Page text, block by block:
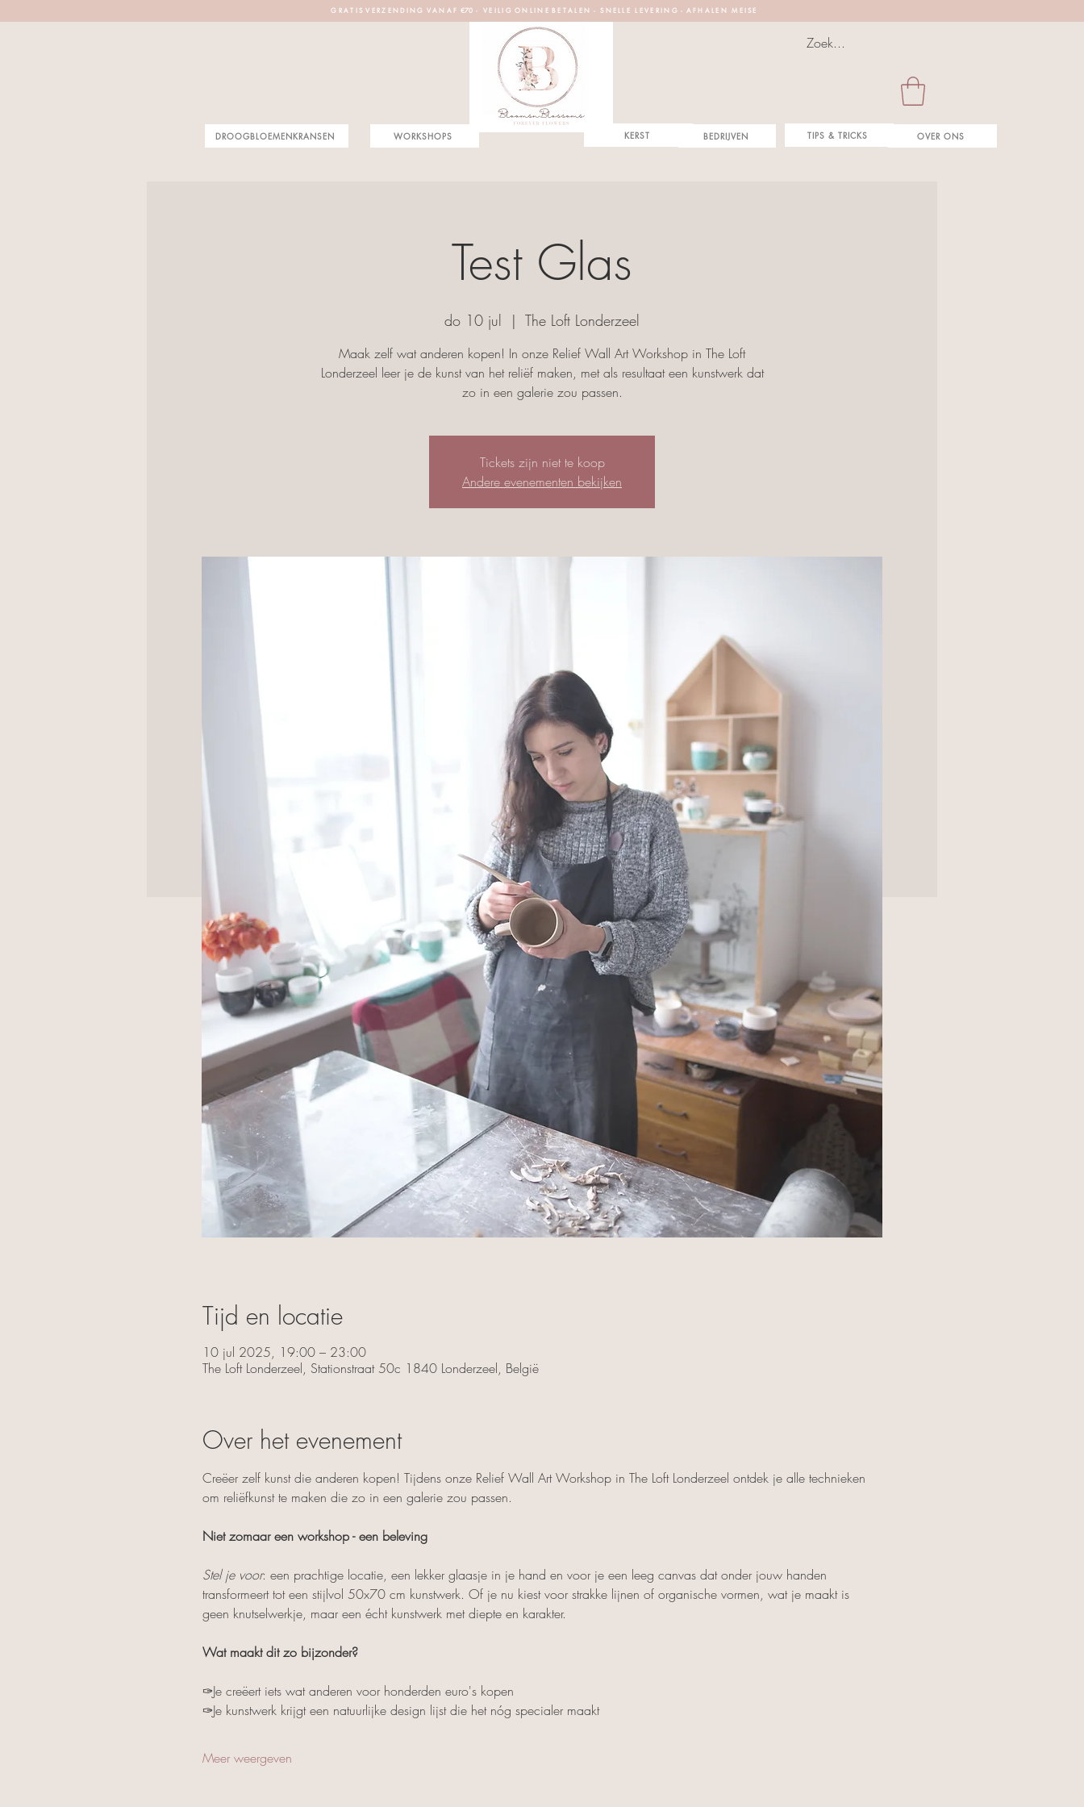
G R A T I S V E R Z E N D I N G V A N A F €70 - V E I L I G O N L I N E B E T A L E N - S N E L L E L E V E R I N G - A F H A L E N M E I S E
WORKSHOPS
DROOGBLOEMENKRANSEN BEDRIJVEN OVER ONS
TIPS & TRICKS
KERST
Test Glas
do 10 jul
  |
The Loft Londerzeel
Maak zelf wat anderen kopen! In onze Relief Wall Art Workshop in The Loft
Londerzeel leer je de kunst van het reliëf maken, met als resultaat een kunstwerk dat
Tickets zijn niet te koop
Andere evenementen bekijken
Tijd en locatie
10 jul 2025, 19:00 – 23:00
The Loft Londerzeel, Stationstraat 50c 1840 Londerzeel, België
Over het evenement
Creëer zelf kunst die anderen kopen! Tijdens onze Relief Wall Art Workshop in The Loft Londerzeel ontdek je alle technieken
om reliëfkunst te maken die zo in een galerie zou passen.
Niet zomaar een workshop - een beleving
Stel je voor: een prachtige locatie, een lekker glaasje in je hand en voor je een leeg canvas dat onder jouw handen
transformeert tot een stijlvol 50x70 cm kunstwerk. Of je nu kiest voor strakke lijnen of organische vormen, wat je maakt is
geen knutselwerkje, maar een écht kunstwerk met diepte en karakter.
Wat maakt dit zo bijzonder?
✑Je creëert iets wat anderen voor honderden euro's kopen
✑Je kunstwerk krijgt een natuurlijke design lijst die het nóg specialer maakt
Meer weergeven